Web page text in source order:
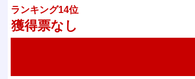
ランキング14位
獲得票なし